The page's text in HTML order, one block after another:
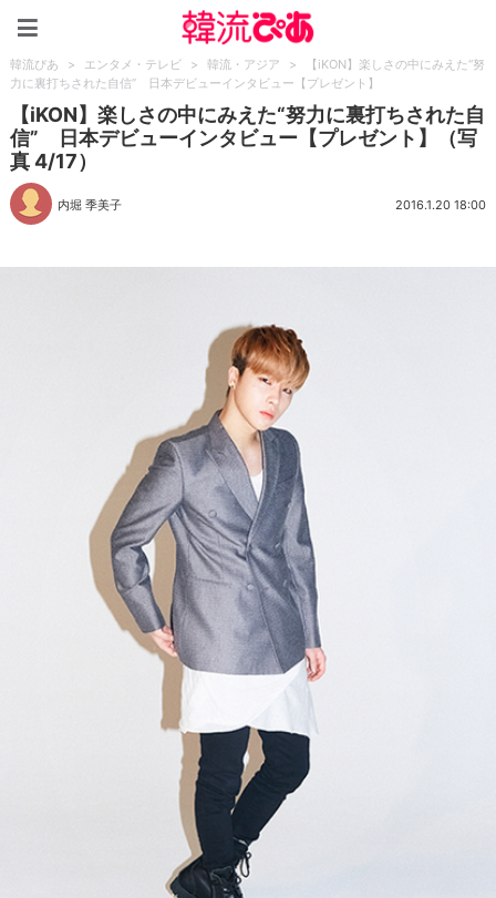
韓流ぴあ > エンタメ・テレビ > 韓流・アジア >
【iKON】楽しさの中にみえた“努
力に裏打ちされた自信” 日本デビューインタビュー【プレゼント】
【iKON】楽しさの中にみえた“努力に裏打ちされた自
信” 日本デビューインタビュー【プレゼント】（写
真 4/17）
内堀 季美子 2016.1.20 18:00